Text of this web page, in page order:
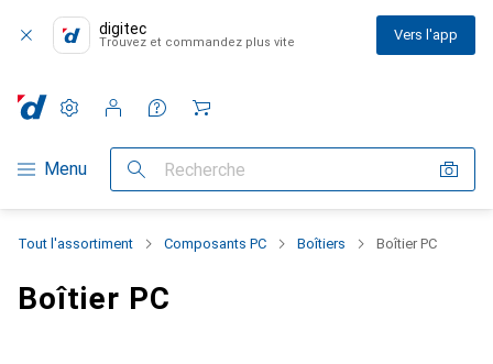
digitec
Trouvez et commandez plus vite Vers l'app
Navigation par catégorie
Menu Recherche
Paramètres
Compte client
Listes de comparaison
Listes d'envies
Panier
Tout l'assortiment Composants PC Boîtiers Boîtier PC
Boîtier PC